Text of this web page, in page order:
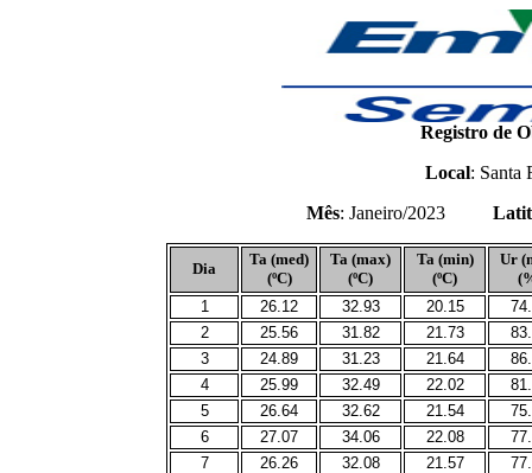
Registro de
Local: Santa
Mês: Janeiro/2023
Dia
Ta (med)
(ºC)
Ta (max)
(ºC)
Ta (min)
(ºC)
Ur
1
26.12 32.93 20.15
2
25.56 31.82 21.73
3
24.89 31.23 21.64
4
25.99 32.49 22.02
5
26.64 32.62 21.54
6
27.07 34.06 22.08
7
26.26 32.08 21.57